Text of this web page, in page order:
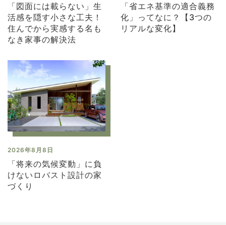
「図面には載らない」生
活感を隠す小さな工夫！
住んでから実感する名も
なき家事の解決法
「省エネ基準の適合義務
化」ってなに？【3つの
リアルな変化】
2026年8月8日
「将来の気候変動」に負
けないロバスト設計の家
づくり